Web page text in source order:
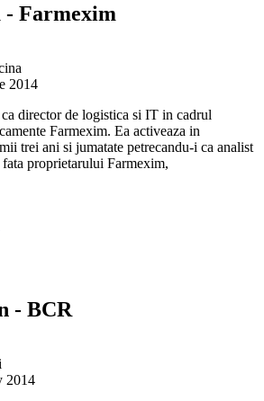
Farmexim
2014
director de logistica si IT in cadrul
Farmexim. Ea activeaza in
trei ani si jumatate petrecandu-i ca analist
proprietarului Farmexim,
- BCR
2014